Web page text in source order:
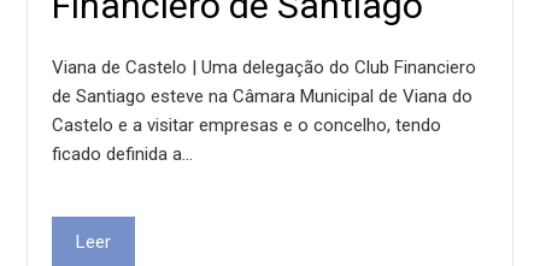
Viana de Castelo | Uma delegação do Club Financiero
de Santiago esteve na Câmara Municipal de Viana do
Castelo e a visitar empresas e o concelho, tendo
ficado definida a…
Leer